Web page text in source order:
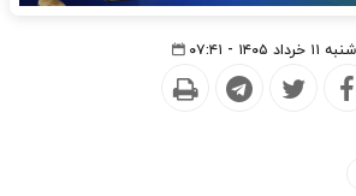
۱۴۰۵ - ۰۷:۴۱